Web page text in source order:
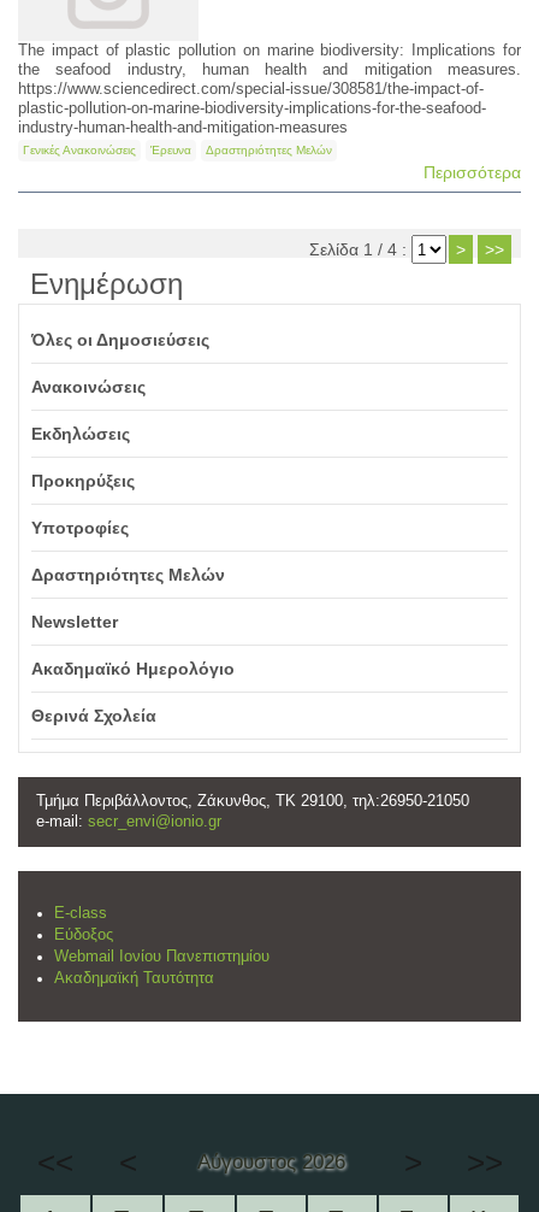
The impact of plastic pollution on marine biodiversity: Implications for
the seafood industry, human health and mitigation measures.
https://www.sciencedirect.com/special-issue/308581/the-impact-of-
plastic-pollution-on-marine-biodiversity-implications-for-the-seafood-
industry-human-health-and-mitigation-measures
Γενικές Ανακοινώσεις Έρευνα Δραστηριότητες Μελών
Περισσότερα
Σελίδα 1 / 4 : > >>
Ενημέρωση
Όλες οι Δημοσιεύσεις
Ανακοινώσεις
Εκδηλώσεις
Προκηρύξεις
Υποτροφίες
Δραστηριότητες Μελών
Newsletter
Ακαδημαϊκό Ημερολόγιο
Θερινά Σχολεία
Τμήμα Περιβάλλοντος, Ζάκυνθος, ΤΚ 29100, τηλ:26950-21050
e-mail: secr_envi@ionio.gr
E-class
Εύδοξος
Webmail Ιονίου Πανεπιστημίου
Ακαδημαϊκή Ταυτότητα
<< < Αύγουστος 2026 > >>